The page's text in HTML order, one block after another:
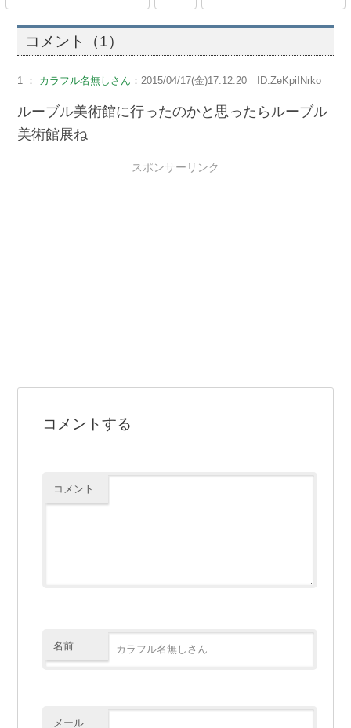
コメント（1）
1 ： カラフル名無しさん ：2015/04/17(金)17:12:20 ID:ZeKpiINrko
ルーブル美術館に行ったのかと思ったらルーブル
美術館展ね
スポンサーリンク
コメントする
コメント
名前
メール